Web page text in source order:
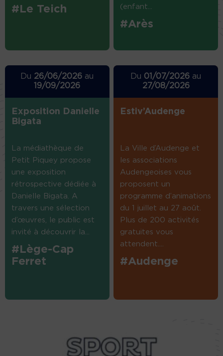
#Le Teich (enfant...
#Arès
Du 26/06/2026 au
19/09/2026
Exposition Danielle
Bigata
La médiathèque de
Petit Piquey propose
une exposition
rétrospective dédiée à
Danielle Bigata. A
travers une sélection
d’œuvres, le public est
invité à découvrir la...
#Lège-Cap
Ferret
Du 01/07/2026 au
27/08/2026
Estiv’Audenge
La Ville d’Audenge et
les associations
Audengeoises vous
proposent un
programme d’animations
du 1 juillet au 27 août.
Plus de 200 activités
gratuites vous
attendent....
#Audenge